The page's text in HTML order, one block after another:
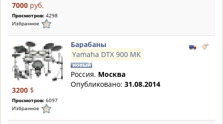
7000 руб.
Просмотров: 4298
Избранное
3200 $
Просмотров: 6097
Избранное
Барабаны
Yamaha DTX 900 MK
Россия. Москва
Опубликовано: 31.08.2014